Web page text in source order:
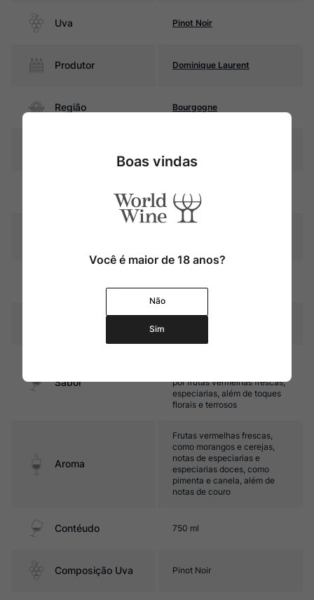
Uva Pinot Noir
Produtor Dominique Laurent
Região Bourgogne
granada
carvalho
Sabor
por frutas vermelhas frescas,
especiarias, além de toques
florais e terrosos
Aroma
Frutas vermelhas frescas,
como morangos e cerejas,
notas de especiarias e
especiarias doces, como
pimenta e canela, além de
notas de couro
Contéudo 750 ml
Composição Uva Pinot Noir
Boas vindas
Você é maior de 18 anos?
Não
Sim